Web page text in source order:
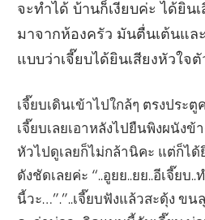
จะทำได้ บ้านก็เงียบค่ะ ได้ยิน
มาจากห้องครัว มันตื่นเต้นแล
แบบว่าเจี๊ยบได้ยินเสียงหัวใจตั
เจี๊ยบเดินเข้าไปใกล้ๆ ตรงประ
เจี๊ยบเลยเอาหลังไปยืนพิงผนังข้
หัวไปดูเลยก็ไม่กล้านิคะ แต่ก็ไ
ดังชัดเลยค่ะ “..อูยย..ยย..อีเจี๊ย
นี้วะ…”.”..เจี๊ยบฟังแล้วสะดุ้ง ข